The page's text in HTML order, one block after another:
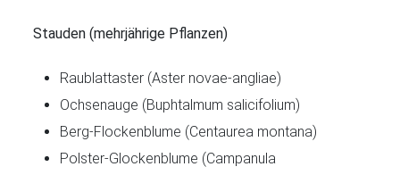
Stauden (mehrjährige Pflanzen)
Raublattaster (Aster novae-angliae)
Ochsenauge (Buphtalmum salicifolium)
Berg-Flockenblume (Centaurea montana)
Polster-Glockenblume (Campanula